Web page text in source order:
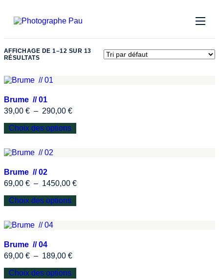
Compétences
Prestations
Bio
Banque d’images
Contact
Albums privés
AFFICHAGE DE 1–12 SUR 13
RÉSULTATS
Brume // 01
39,00 € – 290,00 €
Choix des options
Brume // 02
69,00 € – 1450,00 €
Choix des options
Brume // 04
69,00 € – 189,00 €
Choix des options